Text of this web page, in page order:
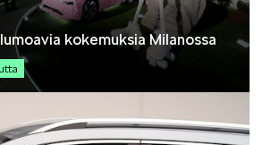
kokemuksia Milanossa